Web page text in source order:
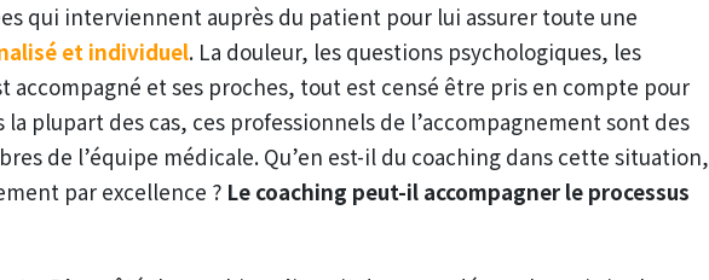
qui interviennent auprès du patient pour lui assurer toute une
et individuel. La douleur, les questions psychologiques, les
accompagné et ses proches, tout est censé être pris en compte pour
plupart des cas, ces professionnels de l’accompagnement sont des
de l’équipe médicale. Qu’en est-il du coaching dans cette situation,
par excellence ? Le coaching peut-il accompagner le processus